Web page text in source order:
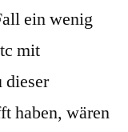
ein wenig
mit
dieser
haben, wären